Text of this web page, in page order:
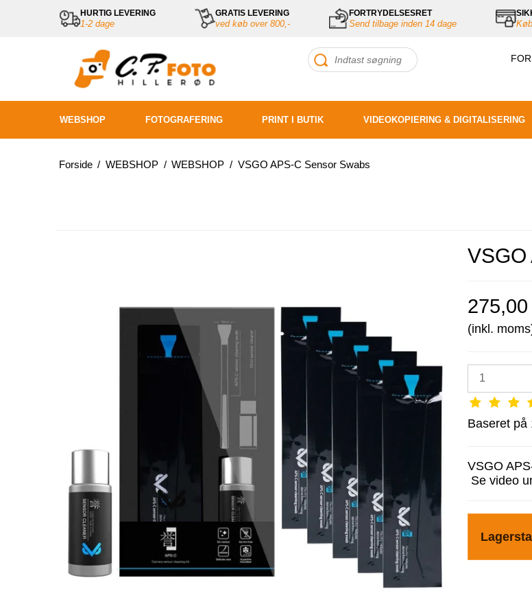
HURTIG LEVERING
1-2 dage
GRATIS LEVERING
ved køb over 800,-
FORTRYDELSESRET
Send tilbage inden 14 dage
WEBSHOP FOTOGRAFERING PRINT I BUTIK VIDEOKOPIERING & DIGITALISERING
Forside / WEBSHOP / WEBSHOP / VSGO APS-C Sensor Swabs
VSGO
(inkl.
Baseret på
VSGO
Se video